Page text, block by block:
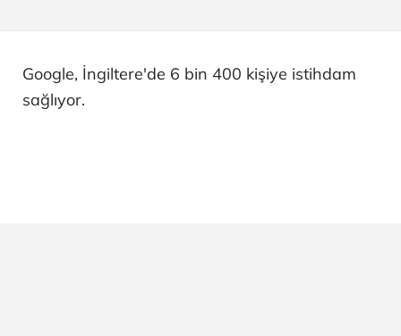
Google, İngiltere'de 6 bin 400 kişiye istihdam
sağlıyor.